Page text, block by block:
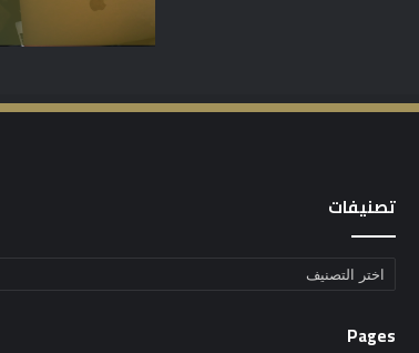
تصنيفات
تصنيفات
Pages